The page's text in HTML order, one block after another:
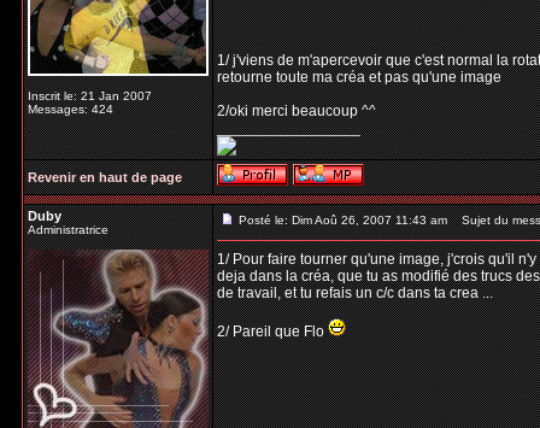
Inscrit le: 21 Jan 2007
Messages: 424
1/ j'viens de m'apercevoir que c'est normal la
retourne toute ma créa et pas qu'une image
2/oki merci beaucoup ^^
_________________
Revenir en haut de page
Duby
Administratrice
Posté le: Dim Aoû 26, 2007 11:43 am Sujet du
1/ Pour faire tourner qu'une image, j'crois qu'il
deja dans la créa, que tu as modifié des trucs
de travail, et tu refais un c/c dans ta crea ...
2/ Pareil que Flo